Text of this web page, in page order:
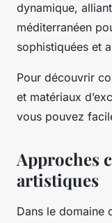
dynamique,
méditerranéen
sophistiquées et
Pour découvrir
et matériaux
vous pouvez
Approches
artistiques
Dans le domaine